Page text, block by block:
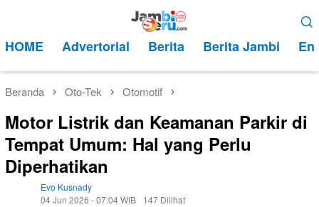
kontenMobile
HOME Advertorial Berita Berita Jambi
Beranda Oto-Tek Otomotif
Motor Listrik dan Keamanan Parkir di
Tempat Umum: Hal yang Perlu
Diperhatikan
Evo Kusnady
04 Jun 2026 - 07:04 WIB
147 Dilihat